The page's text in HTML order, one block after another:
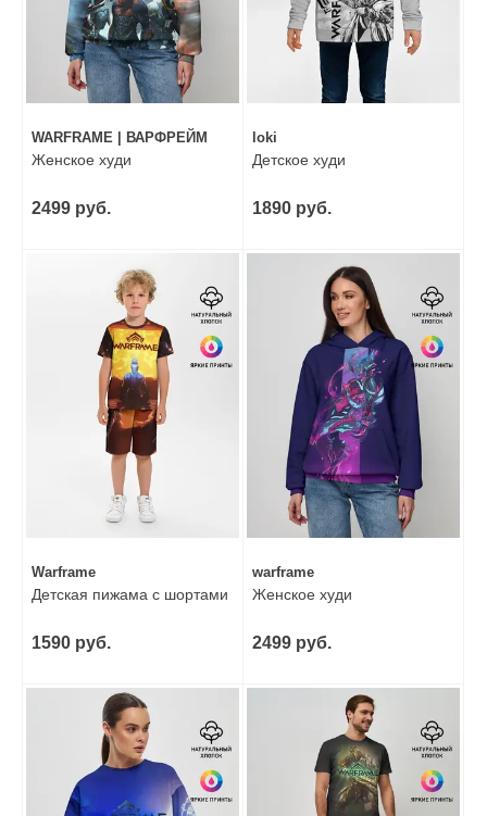
WARFRAME | ВАРФРЕЙМ
Женское худи
2499 руб.
loki
Детское худи
1890 руб.
Warframe
Детская пижама с шортами
1590 руб.
warframe
Женское худи
2499 руб.